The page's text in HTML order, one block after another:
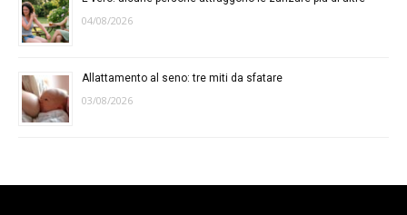
04/08/2026
Allattamento al seno: tre miti da sfatare
03/08/2026